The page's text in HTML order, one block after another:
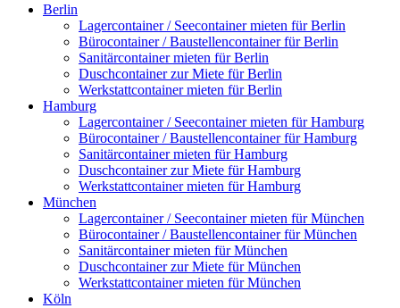
Berlin
Lagercontainer / Seecontainer mieten für Berlin
Bürocontainer / Baustellencontainer für Berlin
Sanitärcontainer mieten für Berlin
Duschcontainer zur Miete für Berlin
Werkstattcontainer mieten für Berlin
Hamburg
Lagercontainer / Seecontainer mieten für Hamburg
Bürocontainer / Baustellencontainer für Hamburg
Sanitärcontainer mieten für Hamburg
Duschcontainer zur Miete für Hamburg
Werkstattcontainer mieten für Hamburg
München
Lagercontainer / Seecontainer mieten für München
Bürocontainer / Baustellencontainer für München
Sanitärcontainer mieten für München
Duschcontainer zur Miete für München
Werkstattcontainer mieten für München
Köln